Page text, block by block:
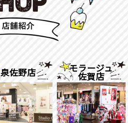
泉佐野店 モラージュ
佐賀店